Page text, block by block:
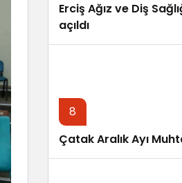
Erciş Ağız ve Diş
açıldı
8
Çatak Aralık Ayı